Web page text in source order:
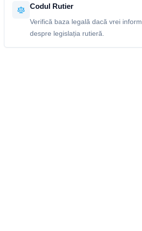
Codul Rutier
Verifică baza legală dacă vrei
despre legislația rutieră.